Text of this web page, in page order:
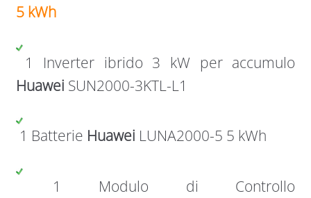
5 kWh
1 Inverter ibrido 3 kW per accumulo
Huawei SUN2000-3KTL-L1
1 Batterie Huawei LUNA2000-5 5 kWh
1 Modulo di Controllo